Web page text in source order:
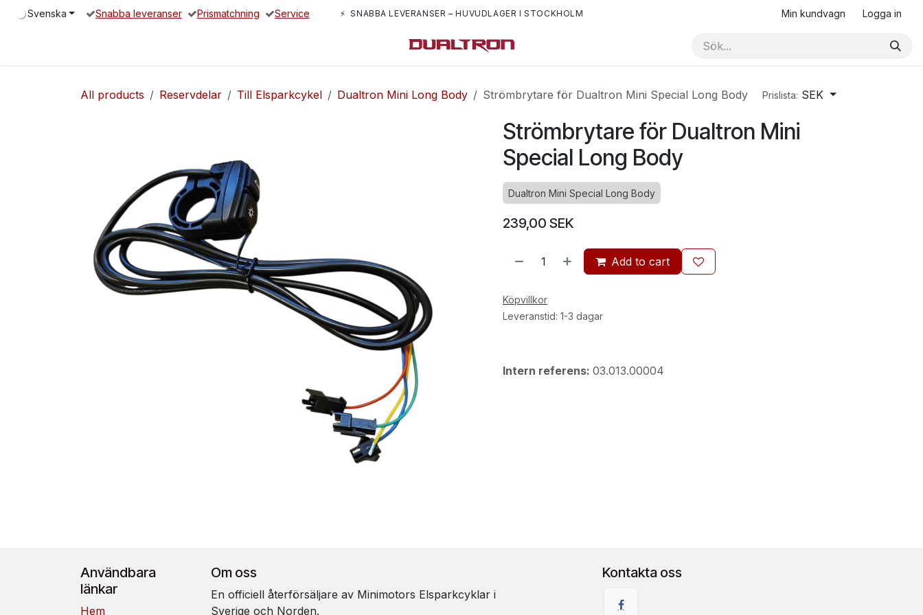
Hoppa till innehåll
Svenska Snabba leveranser Prismatchning Service Min kundvagn Logga in
⚡ SNABBA LEVERANSER – HUVUDLAGER I STOCKHOLM
All products Reservdelar Till Elsparkcykel Dualtron Mini Long Body Strömbrytare för Dualtron Mini Special Long Body Prislista: SEK
Strömbrytare för Dualtron Mini
Special Long Body
Dualtron Mini Special Long Body
239,00 SEK
Add to cart
Köpvillkor
Leveranstid: 1-3 dagar
Intern referens: 03.013.00004
Användbara
länkar
Hem
Om oss
En officiell återförsäljare av Minimotors Elsparkcyklar i
Sverige och Norden.
Kontakta oss